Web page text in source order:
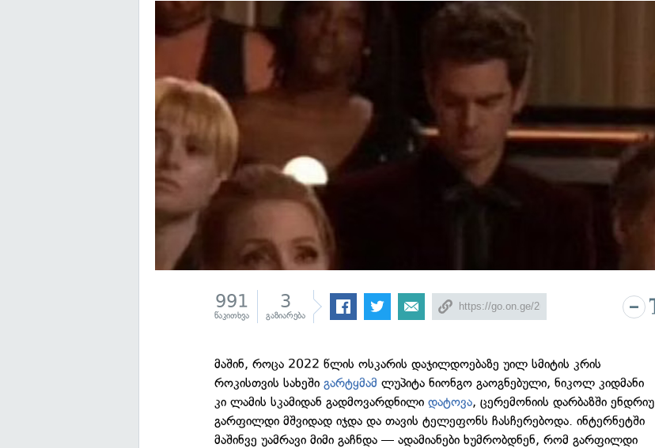
991
წაკითხვა
3
გაზიარება
მაშინ, როცა 2022 წლის ოსკარის დაჯილდოებაზე უილ სმიტის კრის
როკისთვის სახეშიგარტყმამლუპიტა ნიონგო გაოგნებული, ნიკოლ კიდმანი
კი ლამის სკამიდან გადმოვარდნილიდატოვა, ცერემონიის დარბაზში ენდრიუ
გარფილდი მშვიდად იჯდა და თავის ტელეფონს ჩასჩერებოდა. ინტერნეტში
მაშინვე უამრავი მიმი გაჩნდა — ადამიანები ხუმრობდნენ, რომ გარფილდი